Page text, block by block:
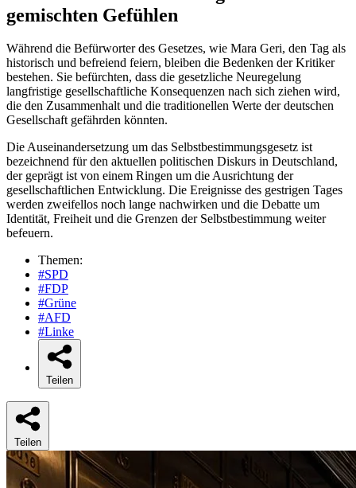
gemischten Gefühlen
Während die Befürworter des Gesetzes, wie Mara Geri, den Tag als
historisch und befreiend feiern, bleiben die Bedenken der Kritiker
bestehen. Sie befürchten, dass die gesetzliche Neuregelung
langfristige gesellschaftliche Konsequenzen nach sich ziehen wird,
die den Zusammenhalt und die traditionellen Werte der deutschen
Gesellschaft gefährden könnten.
Die Auseinandersetzung um das Selbstbestimmungsgesetz ist
bezeichnend für den aktuellen politischen Diskurs in Deutschland,
der geprägt ist von einem Ringen um die Ausrichtung der
gesellschaftlichen Entwicklung. Die Ereignisse des gestrigen Tages
werden zweifellos noch lange nachwirken und die Debatte um
Identität, Freiheit und die Grenzen der Selbstbestimmung weiter
befeuern.
Themen:
#SPD
#FDP
#Grüne
#AFD
#Linke
Teilen
Teilen